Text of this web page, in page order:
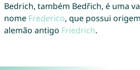
Bedrich, também Bedřich, é uma
nome Frederico, que possui
alemão antigo Friedrich.